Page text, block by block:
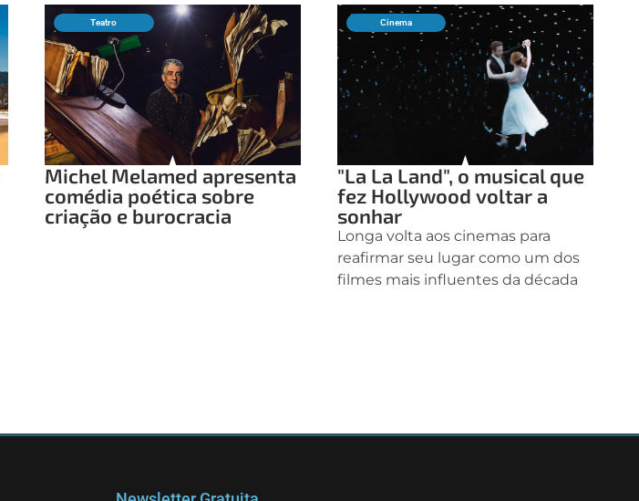
Teatro
Michel Melamed apresenta
comédia poética sobre
criação e burocracia
Cinema
"La La Land", o musical que
fez Hollywood voltar a
sonhar
Longa volta aos cinemas para
reafirmar seu lugar como um dos
filmes mais influentes da década